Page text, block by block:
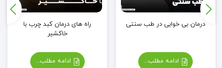
درمان بی خوابی در طب سنتی
ادامه مطلب...
راه های درمان کبد چرب با
خاکشیر
ادامه مطلب...